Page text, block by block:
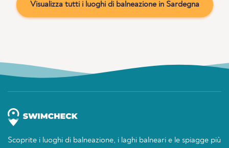
Visualizza tutti i luoghi di balneazione in Sardegna
Scoprite i luoghi di balneazione, i laghi balneari e le spiagge più